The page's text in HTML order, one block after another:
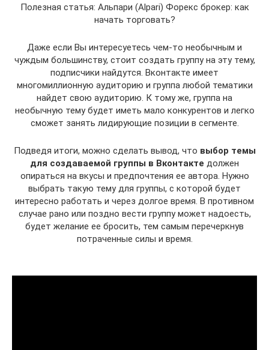
Полезная статья: Альпари (Alpari) Форекс брокер: как
начать торговать?
Даже если Вы интересуетесь чем-то необычным и
чуждым большинству, стоит создать группу на эту тему,
подписчики найдутся. Вконтакте имеет
многомиллионную аудиторию и группа любой тематики
найдет свою аудиторию. К тому же, группа на
необычную тему будет иметь мало конкурентов и легко
сможет занять лидирующие позиции в сегменте.
Подведя итоги, можно сделать вывод, что выбор темы
для создаваемой группы в Вконтакте должен
опираться на вкусы и предпочтения ее автора. Нужно
выбрать такую тему для группы, с которой будет
интересно работать и через долгое время. В противном
случае рано или поздно вести группу может надоесть,
будет желание ее бросить, тем самым перечеркнув
потраченные силы и время.